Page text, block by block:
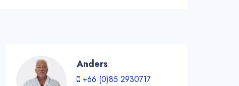
Anders
+66 (0)85 2930717